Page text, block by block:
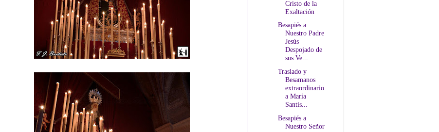
Cristo de la
Exaltación
Besapiés a
Nuestro Padre
Jesús
Despojado de
sus Ve...
Traslado y
Besamanos
extraordinario
a María
Santís...
Besapiés a
Nuestro Señor